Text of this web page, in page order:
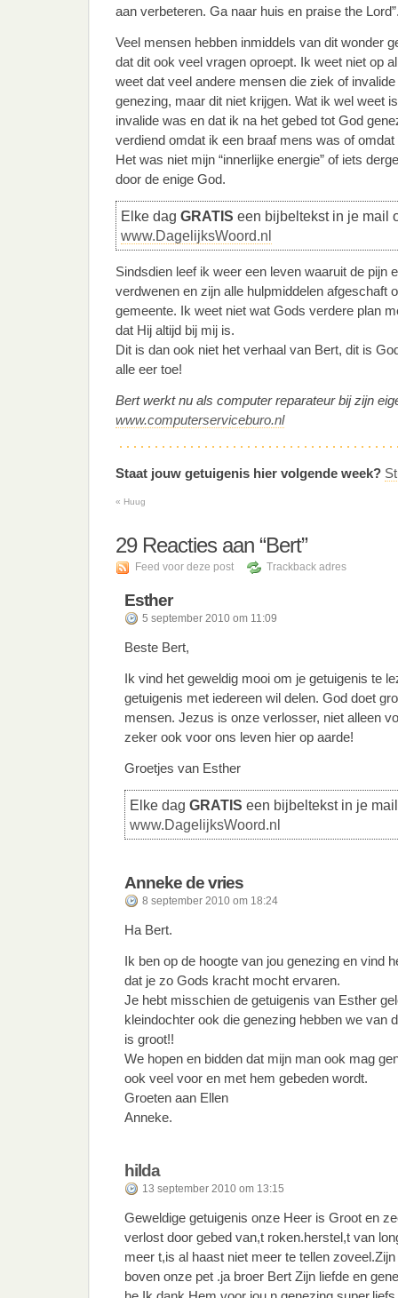
aan verbeteren. Ga naar huis en praise the
Veel mensen hebben inmiddels van dit wonder
dat dit ook veel vragen oproept. Ik weet niet op
weet dat veel andere mensen die ziek of
genezing, maar dit niet krijgen. Wat ik wel weet
invalide was en dat ik na het gebed tot God
verdiend omdat ik een braaf mens was of
Het was niet mijn “innerlijke energie” of iets
door de enige God.
Elke dag GRATIS een bijbeltekst in je mail
www.DagelijksWoord.nl
Sindsdien leef ik weer een leven waaruit de pijn
verdwenen en zijn alle hulpmiddelen afgeschaft
gemeente. Ik weet niet wat Gods verdere plan
dat Hij altijd bij mij is.
Dit is dan ook niet het verhaal van Bert, dit is
alle eer toe!
Bert werkt nu als computer reparateur bij zijn
www.computerserviceburo.nl
Staat jouw getuigenis hier volgende week?
« Huug
29Reacties aan “Bert”
Feed voor deze post Trackback adres
Esther
5 september 2010 om 11:09
Beste Bert,
Ik vind het geweldig mooi om je getuigenis te
getuigenis met iedereen wil delen. God doet
mensen. Jezus is onze verlosser, niet alleen
zeker ook voor ons leven hier op aarde!
Groetjes van Esther
Elke dag GRATIS een bijbeltekst in je
www.DagelijksWoord.nl
Anneke de vries
8 september 2010 om 18:24
Ha Bert.
Ik ben op de hoogte van jou genezing en vind
dat je zo Gods kracht mocht ervaren.
Je hebt misschien de getuigenis van Esther
kleindochter ook die genezing hebben we van
is groot!!
We hopen en bidden dat mijn man ook mag
ook veel voor en met hem gebeden wordt.
Groeten aan Ellen
Anneke.
hilda
13 september 2010 om 13:15
Geweldige getuigenis onze Heer is Groot en
verlost door gebed van,t roken.herstel,t van
meer t,is al haast niet meer te tellen
boven onze pet .ja broer Bert Zijn liefde en